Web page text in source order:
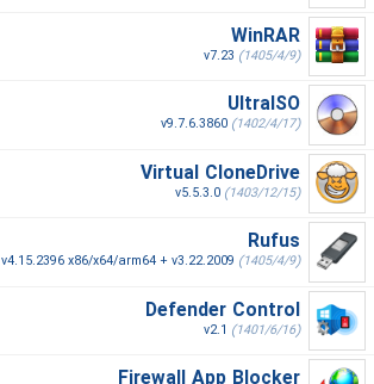
WinRAR
v7.23 (1405/4/9)
UltraISO
v9.7.6.3860 (1402/4/17)
Virtual CloneDrive
v5.5.3.0 (1403/12/15)
Rufus
v4.15.2396 x86/x64/arm64 + v3.22.2009 (1405/4/9)
Defender Control
v2.1 (1401/6/16)